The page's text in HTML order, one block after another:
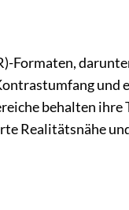
Formaten,
und
behalten ihre
Realitätsnähe